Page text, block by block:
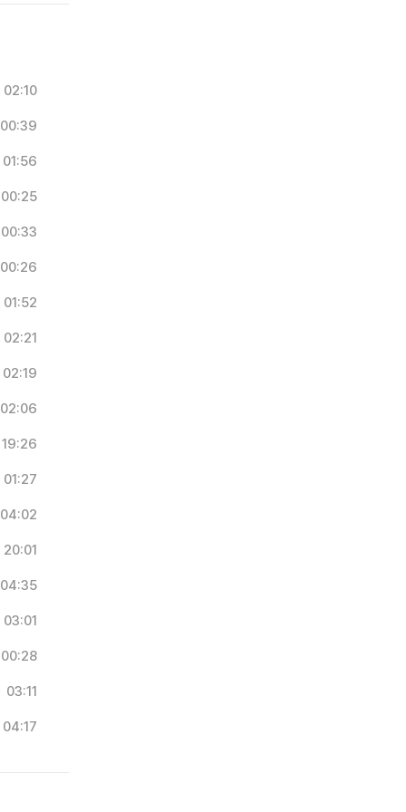
02:10
00:39
01:56
00:25
00:33
00:26
01:52
02:21
02:19
02:06
19:26
01:27
04:02
20:01
04:35
03:01
00:28
03:11
04:17